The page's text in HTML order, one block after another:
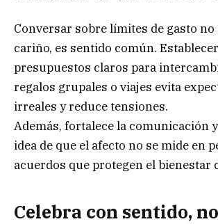
Conversar sobre límites de gasto no
cariño, es sentido común. Establecer
presupuestos claros para
regalos grupales o viajes evita
irreales y reduce tensiones.
Además, fortalece la comunicación
idea de que el afecto no se mide en
acuerdos que protegen el bienestar
Celebra con sentido,